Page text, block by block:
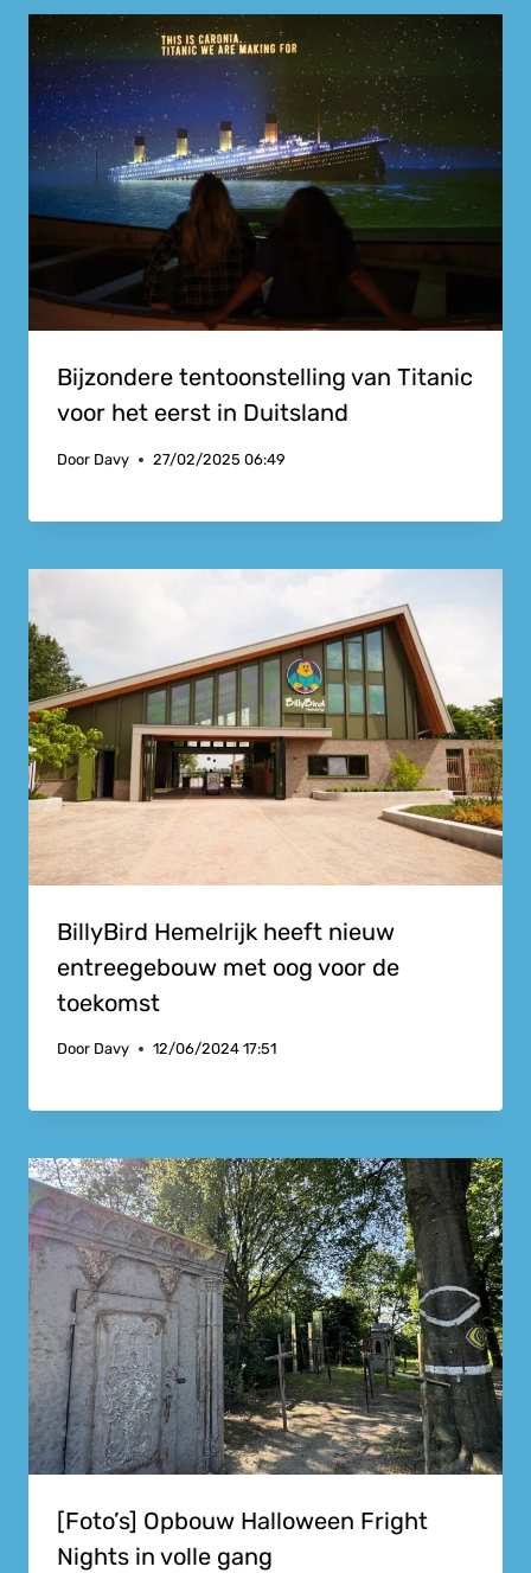
Bijzondere tentoonstelling van Titanic
voor het eerst in Duitsland
Door Davy 27/02/2025 06:49
BillyBird Hemelrijk heeft nieuw
entreegebouw met oog voor de
toekomst
Door Davy 12/06/2024 17:51
[Foto’s] Opbouw Halloween Fright
Nights in volle gang